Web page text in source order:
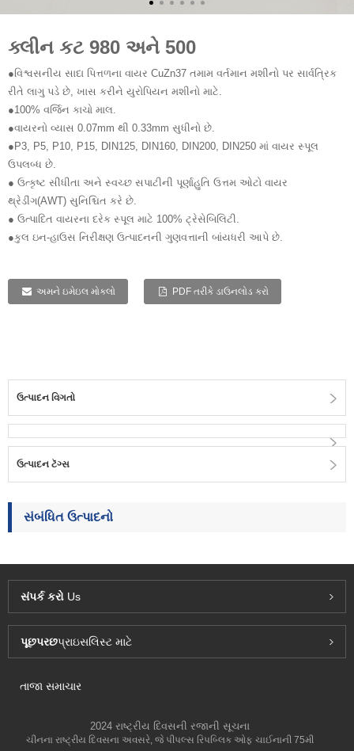
ક્લીન કટ 980 અને 500
●વિશ્વસનીય સાદા પિત્તળના વાયર CuZn37 તમામ વર્તમાન મશીનો પર સાર્વત્રિક
રીતે લાગુ પડે છે, ખાસ કરીને યુરોપિયન મશીનો માટે.
●100% વર્જિન કાચો માલ.
●વાયરનો વ્યાસ 0.07mm થી 0.33mm સુધીનો છે.
●P3, P5, P10, P15, DIN125, DIN160, DIN200, DIN250 માં વાયર સ્પૂલ
ઉપલબ્ધ છે.
● ઉત્કૃષ્ટ સીધીતા અને સ્વચ્છ સપાટીની પૂર્ણાહુતિ ઉત્તમ ઓટો વાયર
થ્રેડીંગ(AWT) સુનિશ્ચિત કરે છે.
● ઉત્પાદિત વાયરના દરેક સ્પૂલ માટે 100% ટ્રેસેબિલિટી.
●કુલ ઇન-હાઉસ નિરીક્ષણ ઉત્પાદનની ગુણવત્તાની બાંયધરી આપે છે.
અમને ઇમેઇલ મોકલો PDF તરીકે ડાઉનલોડ કરો
ઉત્પાદન વિગતો
ઉત્પાદન ટૅગ્સ
સંબંધિત ઉત્પાદનો
સંપર્ક કરો Us
પૂછપરછપ્રાઇસલિસ્ટ માટે
તાજા સમાચાર
2024 રાષ્ટ્રીય દિવસની રજાની સૂચના
ચીનના રાષ્ટ્રીય દિવસના અવસરે, જે પીપલ્સ રિપબ્લિક ઓફ ચાઈનાની 75મી